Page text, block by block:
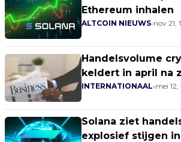
Ethereum inhalen
ALTCOIN NIEUWS•nov 21,
Handelsvolume
keldert in april na
van stijgingen
INTERNATIONAAL•mei 12,
Solana ziet
explosief stijgen